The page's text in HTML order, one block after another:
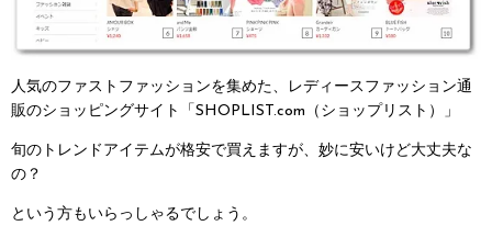
人気のファストファッションを集めた、レディースファッション通
販のショッピングサイト「SHOPLIST.com（ショップリスト）」
旬のトレンドアイテムが格安で買えますが、妙に安いけど大丈夫な
の？
という方もいらっしゃるでしょう。